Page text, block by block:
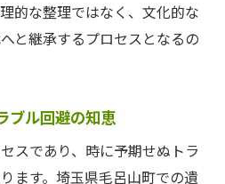
的な整理ではなく、文化的な
と継承するプロセスとなるの
ブル回避の知恵
スであり、時に予期せぬトラ
ます。埼玉県毛呂山町での遺